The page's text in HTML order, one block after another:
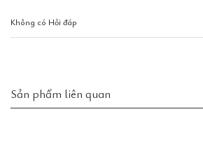
Không có Hỏi đáp
Sản phẩm liên quan